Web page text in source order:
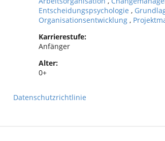
Entscheidungspsychologie ,
Organisationsentwicklung ,
Karrierestufe:
Anfänger
Alter:
0+
Datenschutzrichtlinie